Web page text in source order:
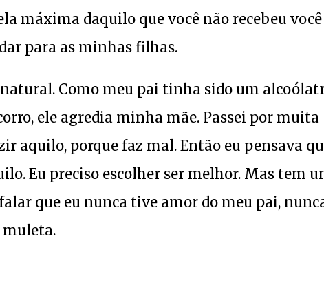
máxima daquilo que você não recebeu você
para as minhas filhas.
natural. Como meu pai tinha sido um
ele agredia minha mãe. Passei por muita
aquilo, porque faz mal. Então eu pensava
Eu preciso escolher ser melhor. Mas tem
que eu nunca tive amor do meu pai,
muleta.